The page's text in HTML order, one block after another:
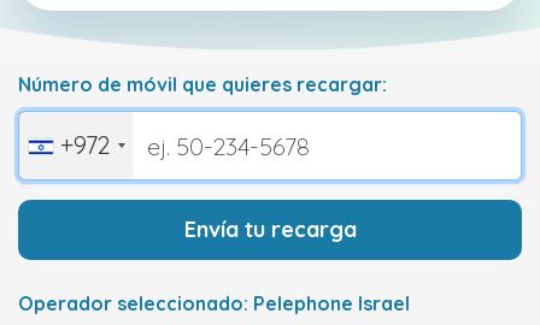
Número de móvil que quieres recargar:
+972
Envía tu recarga
Operador seleccionado: Pelephone Israel